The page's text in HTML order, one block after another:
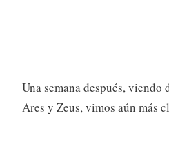
Una semana después, viendo
Ares y Zeus, vimos aún más